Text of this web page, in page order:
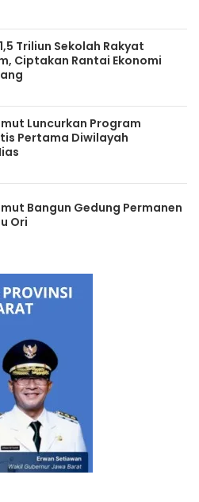
Triliun Sekolah Rakyat
Ciptakan Rantai Ekonomi
Luncurkan Program
Pertama Diwilayah
Bangun Gedung Permanen
Ori